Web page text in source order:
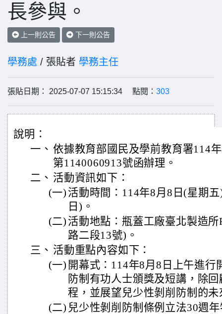
長參與。
上一則公告 下一則公告
學務處 / 張貼者 學務主任
張貼日期： 2025-07-07 15:15:34 點閱： 303
說明：
一、 依據教育部國民及學前教育署114
第1140060913號函辦理。
二、 活動資訊如下：
(一) 活動時間：114年8月8日(星期
日)。
(二) 活動地點：瓶蓋工廠臺北製造
路二段13號)。
三、 活動重點內容如下：
(一) 開幕式：114年8月8日上午進行
防制有功人士頒獎及短講，除
程，並展望兒少性剝削防制的未
(二) 兒少性剝削防制條例立法30週